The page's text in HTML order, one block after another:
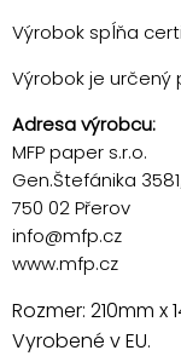
Výrobok spĺňa
Výrobok je určený
Adresa výrobcu:
MFP paper s.r.o.
Gen.Štefánika
750 02 Přerov
info@mfp.cz
www.mfp.cz
Rozmer: 210mm x
Vyrobené v EU.